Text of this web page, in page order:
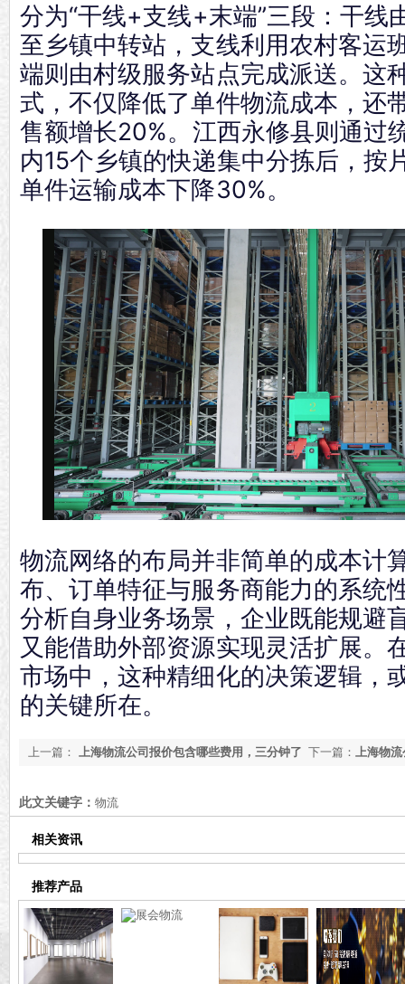
分为“干线+支线+末端”三段：干线
至乡镇中转站，支线利用农村客运
端则由村级服务站点完成派送。这
式，不仅降低了单件物流成本，还
售额增长20%。江西永修县则通过
内15个乡镇的快递集中分拣后，按
单件运输成本下降30%。
物流网络的布局并非简单的成本计
布、订单特征与服务商能力的系统
分析自身业务场景，企业既能规避
又能借助外部资源实现灵活扩展。
市场中，这种精细化的决策逻辑，
的关键所在。
下一篇： 上海物
上一篇： 上海物流公司报价包含哪些费用，三分钟了
此文关键字： 物流
相关资讯
推荐产品